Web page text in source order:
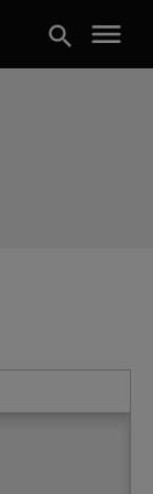
search menu